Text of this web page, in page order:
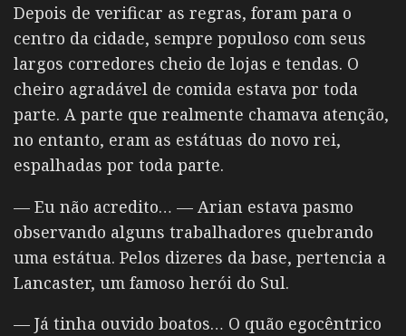
Depois de verificar as regras, foram para o
centro da cidade, sempre populoso com seus
largos corredores cheio de lojas e tendas. O
cheiro agradável de comida estava por toda
parte. A parte que realmente chamava atenção,
no entanto, eram as estátuas do novo rei,
espalhadas por toda parte.
— Eu não acredito… — Arian estava pasmo
observando alguns trabalhadores quebrando
uma estátua. Pelos dizeres da base, pertencia a
Lancaster, um famoso herói do Sul.
— Já tinha ouvido boatos… O quão egocêntrico